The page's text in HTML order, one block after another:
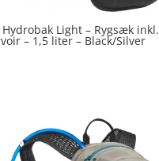
Hydrobak Light – Rygsæk inkl.
– 1,5 liter – Black/Silver